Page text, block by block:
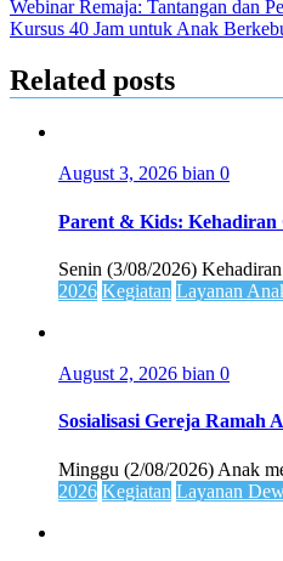
Webinar Remaja: Tantangan dan
Kursus 40 Jam untuk Anak
Related posts
August 3, 2026 bian 0
Parent & Kids: Kehadiran
Senin (3/08/2026)
2026 Kegiatan Layanan
August 2, 2026 bian 0
Sosialisasi Gereja Ramah
Minggu (2/08/2026) Anak
2026 Kegiatan Layanan